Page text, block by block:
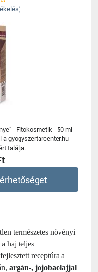
- Fitokosmetik - 50 ml
gyogyszertarcenter.hu
találja.
természetes növényi
a haj teljes
receptúra a
argán-, jojobaolajjal